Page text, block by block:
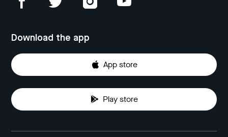
Download the app
App store
Play store